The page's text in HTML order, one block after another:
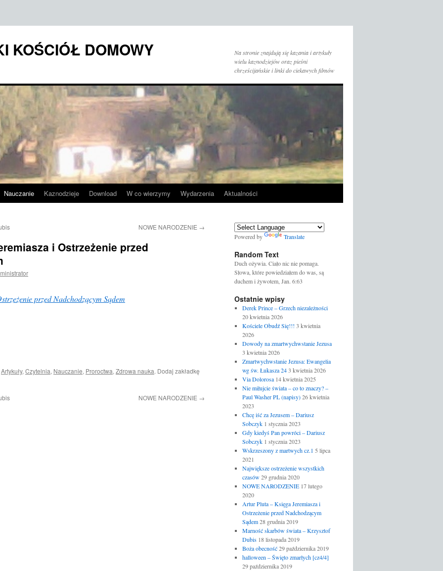
KOŚCIÓŁ DOMOWY
Na stronie znajdują się kazania i artykuły
wielu kaznodziejów oraz pieśni
chrześcijańskie i linki do ciekawych filmów
Nauczanie Kaznodzieje Download W co wierzymy Wydarzenia Aktualności
NOWE NARODZENIE →
i Ostrzeżenie przed
przed Nadchodzącym Sądem
Artykuły, Czytelnia, Nauczanie, Proroctwa, Zdrowa nauka. Dodaj zakładkę
NOWE NARODZENIE →
Powered by Translate
Random Text
Duch ożywia. Ciało nic nie pomaga.
Słowa, które powiedziałem do was, są
duchem i żywotem, Jan. 6:63
Ostatnie wpisy
Derek Prince – Grzech niezależności
20 kwietnia 2026
Kościele Obudź Się!!! 3 kwietnia
2026
Dowody na zmartwychwstanie Jezusa
3 kwietnia 2026
Zmartwychwstanie Jezusa: Ewangelia
wg św. Łukasza 24 3 kwietnia 2026
Via Dolorosa 14 kwietnia 2025
Nie miłujcie świata – co to znaczy? –
Paul Washer PL (napisy) 26 kwietnia
2023
Chcę iść za Jezusem – Dariusz
Sobczyk 1 stycznia 2023
Gdy kiedyś Pan powróci – Dariusz
Sobczyk 1 stycznia 2023
Wskrzeszony z martwych cz.1 5 lipca
2021
Największe ostrzeżenie wszystkich
czasów 29 grudnia 2020
NOWE NARODZENIE 17 lutego
2020
Artur Pluta – Księga Jeremiasza i
Ostrzeżenie przed Nadchodzącym
Sądem 28 grudnia 2019
Marność skarbów świata – Krzysztof
Dubis 18 listopada 2019
Boża obecność 29 października 2019
halloween – Święto zmarłych [cz4/4]
29 października 2019